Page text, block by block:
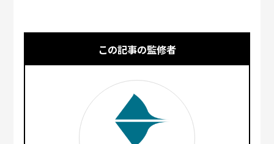
この記事の監修者